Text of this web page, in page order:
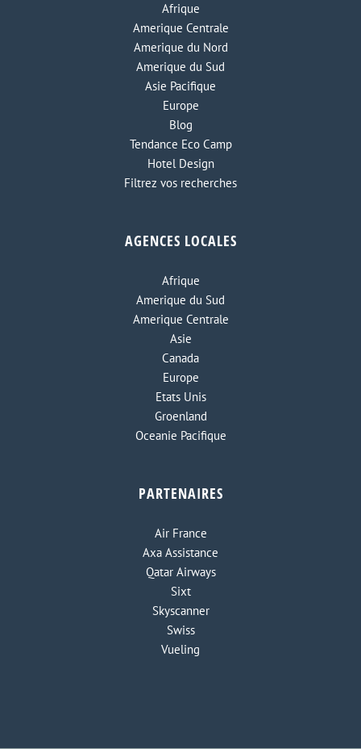
Afrique
Amerique Centrale
Amerique du Nord
Amerique du Sud
Asie Pacifique
Europe
Blog
Tendance Eco Camp
Hotel Design
Filtrez vos recherches
AGENCES LOCALES
Afrique
Amerique du Sud
Amerique Centrale
Asie
Canada
Europe
Etats Unis
Groenland
Oceanie Pacifique
PARTENAIRES
Air France
Axa Assistance
Qatar Airways
Sixt
Skyscanner
Swiss
Vueling